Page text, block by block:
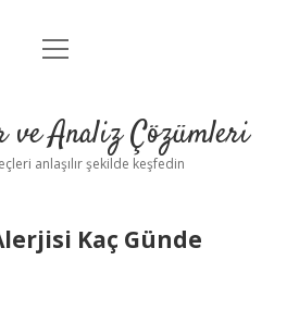
Anasayfa
Yasal Uyarı
menüyü
ve Analiz Çözümleri
anlaşılır şekilde keşfedin
Kaç Günde